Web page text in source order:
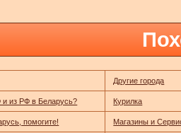
Другие города
и из РФ в Беларусь? Курилка
помогите! Магазины и